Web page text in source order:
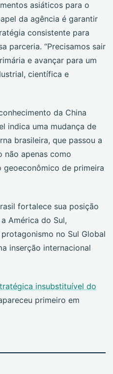
asiáticos para o
da agência é garantir
consistente para
parceria. “Precisamos sair
e avançar para um
científica e
da China
indica uma mudança de
brasileira, que passou a
não apenas como
geoeconômico de primeira
fortalece sua posição
América do Sul,
no Sul Global
inserção internacional
insubstituível do
primeiro em